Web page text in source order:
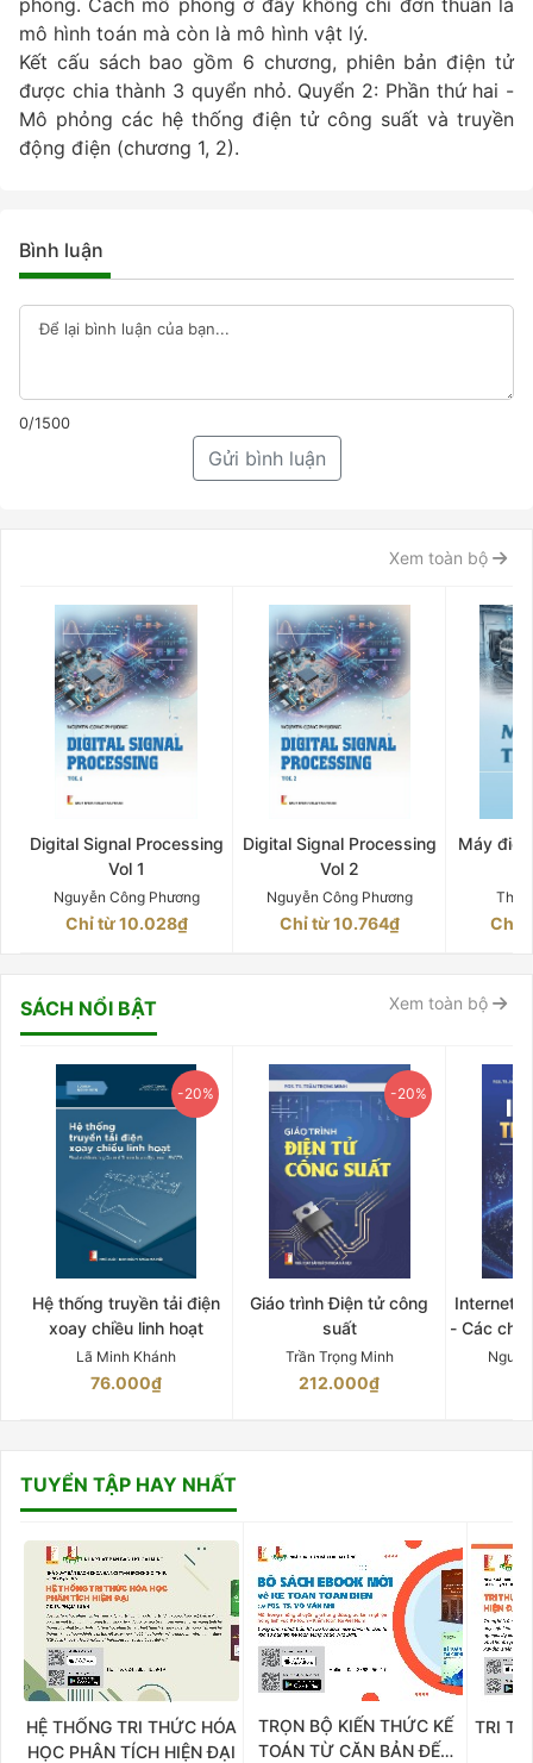
mô hình toán mà còn là mô hình vật lý.
Kết cấu sách bao gồm 6 chương, phiên bản điện tử
được chia thành 3 quyển nhỏ. Quyển 2: Phần thứ hai -
Mô phỏng các hệ thống điện tử công suất và truyền
động điện (chương 1, 2).
Bình luận
0/1500
Gửi bình luận
Xem toàn bộ
Digital Signal Processing
Vol 1
Nguyễn Công Phương
Chỉ từ 10.028₫
Digital Signal Processing
Vol 2
Nguyễn Công Phương
Chỉ từ 10.764₫
Máy
Chỉ
SÁCH NỔI BẬT Xem toàn bộ
-20%
Hệ thống truyền tải điện
xoay chiều linh hoạt
Lã Minh Khánh
76.000₫
-20%
Giáo trình Điện tử công
suất
Trần Trọng Minh
212.000₫
Internet
- Các
TUYỂN TẬP HAY NHẤT
HỆ THỐNG TRI THỨC HÓA
HỌC PHÂN TÍCH HIỆN ĐẠI
TRỌN BỘ KIẾN THỨC KẾ
TOÁN TỪ CĂN BẢN ĐẾN
TRI